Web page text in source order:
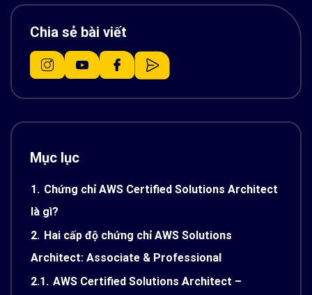
Chia sẻ bài viết
Mục lục
1. Chứng chỉ AWS Certified Solutions Architect
là gì?
2. Hai cấp độ chứng chỉ AWS Solutions
Architect: Associate & Professional
2.1. AWS Certified Solutions Architect –